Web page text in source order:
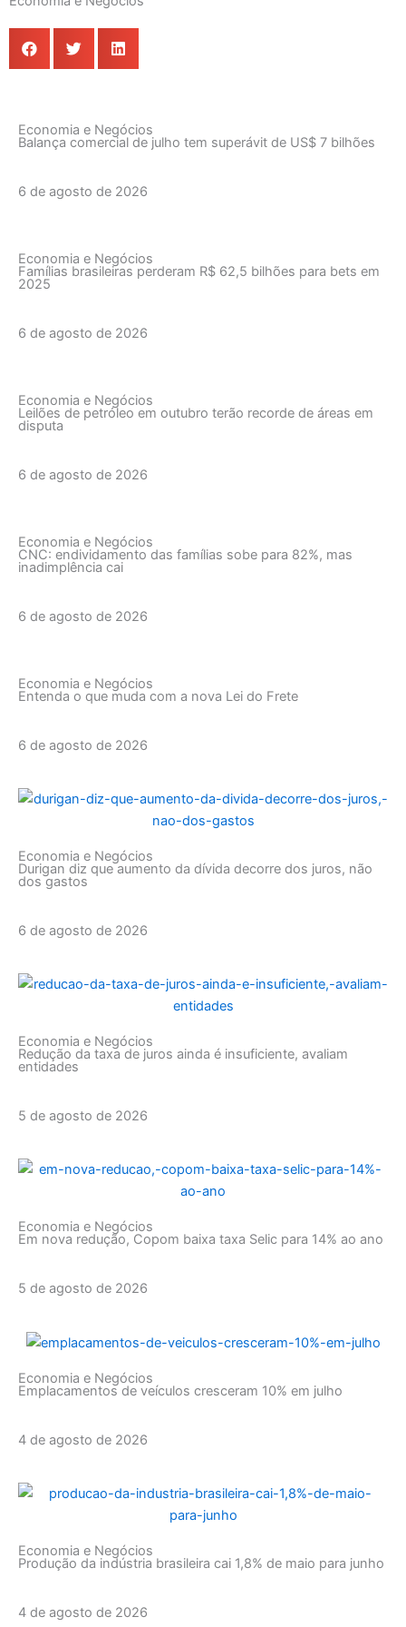
Economia e Negócios
Balança comercial de julho tem superávit de US$ 7 bilhões
6 de agosto de 2026
Economia e Negócios
Famílias brasileiras perderam R$ 62,5 bilhões para bets em
2025
6 de agosto de 2026
Economia e Negócios
Leilões de petróleo em outubro terão recorde de áreas em
disputa
6 de agosto de 2026
Economia e Negócios
CNC: endividamento das famílias sobe para 82%, mas
inadimplência cai
6 de agosto de 2026
Economia e Negócios
Entenda o que muda com a nova Lei do Frete
6 de agosto de 2026
Economia e Negócios
Durigan diz que aumento da dívida decorre dos juros, não
dos gastos
6 de agosto de 2026
Economia e Negócios
Redução da taxa de juros ainda é insuficiente, avaliam
entidades
5 de agosto de 2026
Economia e Negócios
Em nova redução, Copom baixa taxa Selic para 14% ao ano
5 de agosto de 2026
Economia e Negócios
Emplacamentos de veículos cresceram 10% em julho
4 de agosto de 2026
Economia e Negócios
Produção da indústria brasileira cai 1,8% de maio para junho
4 de agosto de 2026